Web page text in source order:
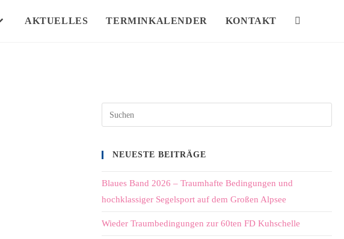
AKTUELLES TERMINKALENDER KONTAKT
NEUESTE BEITRÄGE
Blaues Band 2026 – Traumhafte Bedingungen und
hochklassiger Segelsport auf dem Großen Alpsee
Wieder Traumbedingungen zur 60ten FD Kuhschelle